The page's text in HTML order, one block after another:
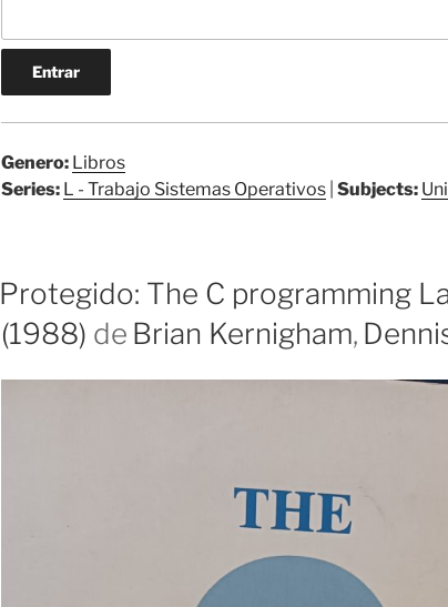
Genero: Libros
Series: L - Trabajo Sistemas Operativos Subjects:
Protegido: The C programming
(1988) de Brian Kernigham,